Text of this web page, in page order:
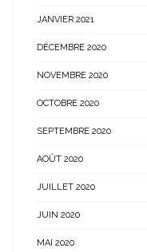
JANVIER 2021
DÉCEMBRE 2020
NOVEMBRE 2020
OCTOBRE 2020
SEPTEMBRE 2020
AOÛT 2020
JUILLET 2020
JUIN 2020
MAI 2020